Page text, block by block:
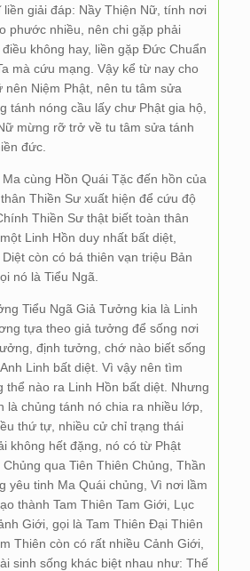
giải đáp: Nầy Thiện Nữ, tính nơi
phước nhiều, nên chi gặp phải
không hay, liền gặp Đức Chuẩn
mà cứu mạng. Vậy kể từ nay cho
nên Niệm Phật, nên tu tâm sửa
tánh nóng cầu lấy chư Phật gia hộ,
mừng rỡ trở về tu tâm sửa tánh
đức.
cùng Hồn Quái Tặc đến hồn của
Thiền Sư xuất hiện để cứu độ
Thiền Sư thật biết toàn thân
Linh Hồn duy nhất bất diệt,
còn có bá thiên vạn triệu Bản
nó là Tiểu Ngã.
Tiểu Ngã Giả Tưởng kia là Linh
tựa theo giả tưởng để sống nơi
định tưởng, chớ nào biết sống
Linh bất diệt. Vì vậy nên tìm
thể nào ra Linh Hồn bất diệt. Nhưng
là chủng tánh nó chia ra nhiều lớp,
thứ tự, nhiều cử chỉ trạng thái
không hết đặng, nó có từ Phật
qua Tiên Thiên Chủng, Thần
yêu tinh Ma Quái chủng, Vì nơi lầm
thành Tam Thiên Tam Giới, Lục
Giới, gọi là Tam Thiên Đại Thiên
Thiên còn có rất nhiều Cảnh Giới,
sinh sống khác biệt nhau như: Thế